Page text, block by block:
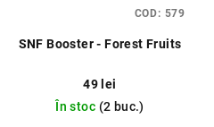
SNF Booster - Forest Fruits
49 lei
În stoc (2 buc.)
COD: 579